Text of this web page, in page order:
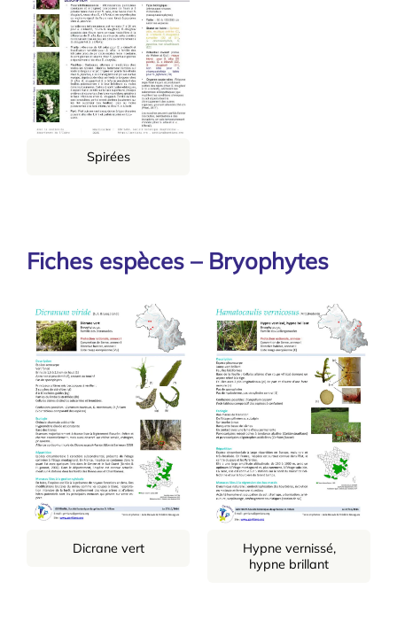
Spirées
Fiches espèces – Bryophytes
Dicrane vert
Hypne vernissé,
hypne brillant